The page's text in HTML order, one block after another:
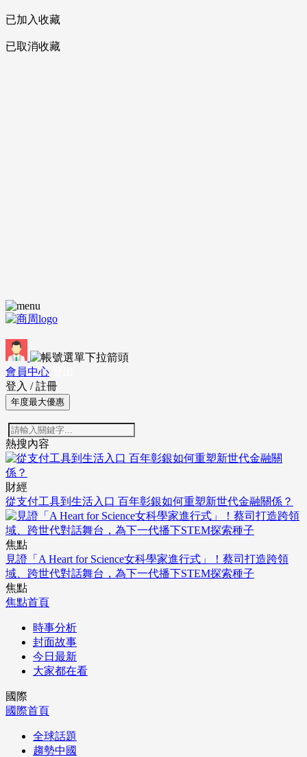
已加入收藏
已取消收藏
會員中心
登入 / 註冊
年度最大優惠
熱搜內容
財經
從支付工具到生活入口 百年彰銀如何重塑新世代金融關係？
焦點
見證「A Heart for Science女科學家進行式」！蔡司打造跨領
域、跨世代對話舞台，為下一代播下STEM探索種子
焦點
焦點首頁
時事分析
封面故事
今日最新
大家都在看
國際
國際首頁
全球話題
趨勢中國